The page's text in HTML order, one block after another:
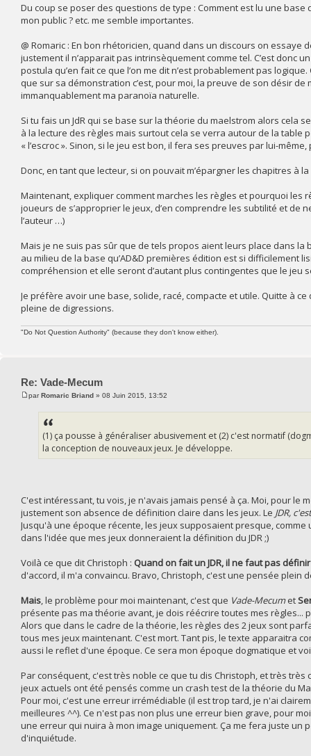
Du coup se poser des questions de type : Comment est lu une base
mon public ? etc. me semble importantes.
@ Romaric : En bon rhétoricien, quand dans un discours on
justement il n’apparait pas intrinsèquement comme tel. C’est donc
postula qu’en fait ce que l’on me dit n’est probablement pas
que sur sa démonstration c’est, pour moi, la preuve de son désir
immanquablement ma paranoïa naturelle.
Si tu fais un JdR qui se base sur la théorie du maelstrom alors cela
à la lecture des règles mais surtout cela se verra autour de la table
« l’escroc ». Sinon, si le jeu est bon, il fera ses preuves par lui-
Donc, en tant que lecteur, si on pouvait m’épargner les chapitres à
Maintenant, expliquer comment marches les règles et pourquoi les
joueurs de s’approprier le jeux, d’en comprendre les subtilité et de
l’auteur …)
Mais je ne suis pas sûr que de tels propos aient leurs place dans la
au milieu de la base qu’AD&D premières édition est si difficilement
compréhension et elle seront d’autant plus contingentes que le jeu
Je préfère avoir une base, solide, racé, compacte et utile. Quitte à
pleine de digressions.
"Do Not Question Authority" (because they don't know either).
Re: Vade-Mecum
parRomaric Briand » 08 Juin 2015, 13:52
(1) ça pousse à généraliser abusivement et (2) c'est normatif
la conception de nouveaux jeux. Je développe.
C'est intéressant, tu vois, je n'avais jamais pensé à ça. Moi, pour le
justement son absence de définition claire dans les jeux. Le JDR,
Jusqu'à une époque récente, les jeux supposaient presque,
dans l'idée que mes jeux donneraient la définition du JDR ;)
Voilà ce que dit Christoph : Quand on fait un JDR, il ne faut pas
d'accord, il m'a convaincu. Bravo, Christoph, c'est une pensée plein
Mais, le problème pour moi maintenant, c'est que Vade-Mecumet
présente pas ma théorie avant, je dois réécrire toutes mes règles...
Alors que dans le cadre de la théorie, les règles des 2 jeux sont
tous mes jeux maintenant. C'est mort. Tant pis, le texte apparaitra
aussi le reflet d'une époque. Ce sera mon époque dogmatique et
Par conséquent, c'est très noble ce que tu dis Christoph, et très
jeux actuels ont été pensés comme un crash test de la théorie du
Pour moi, c'est une erreur irrémédiable (il est trop tard, je n'ai
meilleures ^^). Ce n'est pas non plus une erreur bien grave, pour
une erreur qui nuira à mon image uniquement. Ça me fera juste un
d'inquiétude.